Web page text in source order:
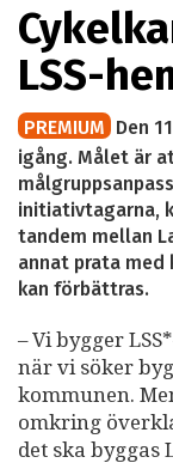
LSS-
PREMIUM Den
igång. Målet är
initiativtagarna,
tandem mellan
annat prata med
kan förbättras.
– Vi bygger
när vi söker
kommunen.
omkring
det ska byggas